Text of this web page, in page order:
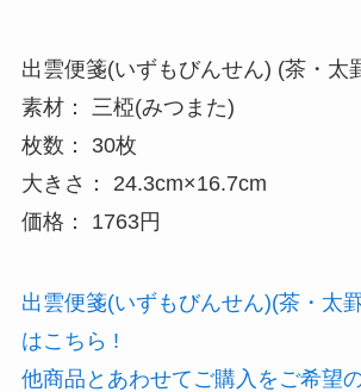
出雲便箋(いずもびんせん) (茶・太
素材： 三椏(みつまた)
枚数： 30枚
大きさ： 24.3cm×16.7cm
価格： 1763円
出雲便箋(いずもびんせん)(茶・太
はこちら !
他商品とあわせてご購入をご希望